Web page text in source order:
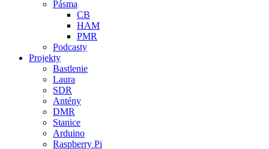
Pásma
CB
HAM
PMR
Podcasty
Projekty
Bastlenie
Laura
SDR
Antény
DMR
Stanice
Arduino
Raspberry Pi